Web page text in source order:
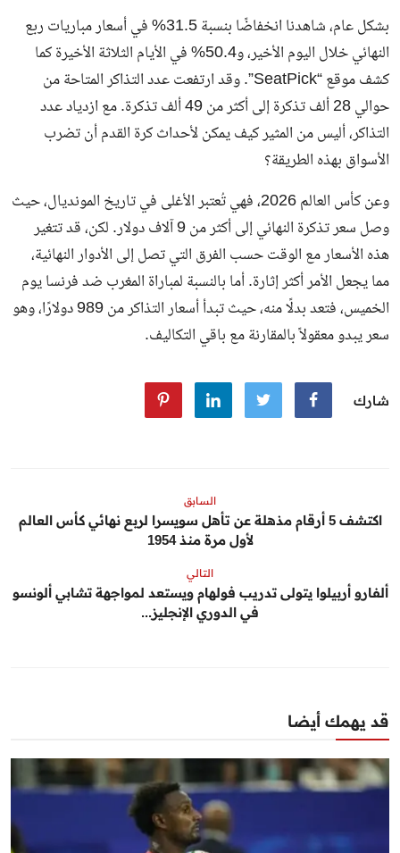
بشكل عام، شاهدنا انخفاضًا بنسبة 31.5% في أسعار مباريات ربع
النهائي خلال اليوم الأخير، و50.4% في الأيام الثلاثة الأخيرة كما
كشف موقع “SeatPick”. وقد ارتفعت عدد التذاكر المتاحة من
حوالي 28 ألف تذكرة إلى أكثر من 49 ألف تذكرة. مع ازدياد عدد
التذاكر، أليس من المثير كيف يمكن لأحداث كرة القدم أن تضرب
الأسواق بهذه الطريقة؟
وعن كأس العالم 2026، فهي تُعتبر الأغلى في تاريخ المونديال، حيث
وصل سعر تذكرة النهائي إلى أكثر من 9 آلاف دولار. لكن، قد تتغير
هذه الأسعار مع الوقت حسب الفرق التي تصل إلى الأدوار النهائية،
مما يجعل الأمر أكثر إثارة. أما بالنسبة لمباراة المغرب ضد فرنسا يوم
الخميس، فتعد بدلًا منه، حيث تبدأ أسعار التذاكر من 989 دولارًا، وهو
سعر يبدو معقولاً بالمقارنة مع باقي التكاليف.
شارك
السابق
اكتشف 5 أرقام مذهلة عن تأهل سويسرا لربع نهائي كأس العالم
لأول مرة منذ 1954
التالي
ألفارو أربيلوا يتولى تدريب فولهام ويستعد لمواجهة تشابي ألونسو
في الدوري الإنجليز...
قد يهمك أيضا